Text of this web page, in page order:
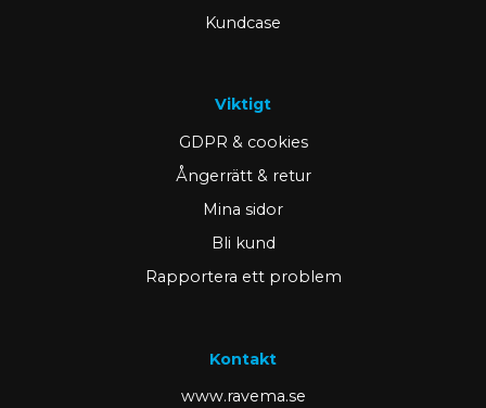
Kundcase
Viktigt
GDPR & cookies
Ångerrätt & retur
Mina sidor
Bli kund
Rapportera ett problem
Kontakt
www.ravema.se